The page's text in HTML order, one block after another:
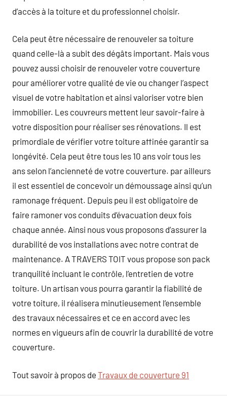
d’accès à la toiture et du professionnel choisir.
Cela peut être nécessaire de renouveler sa toiture
quand celle-là a subit des dégâts important. Mais vous
pouvez aussi choisir de renouveler votre couverture
pour améliorer votre qualité de vie ou changer l’aspect
visuel de votre habitation et ainsi valoriser votre bien
immobilier. Les couvreurs mettent leur savoir-faire à
votre disposition pour réaliser ses rénovations. Il est
primordiale de vérifier votre toiture affinée garantir sa
longévité. Cela peut être tous les 10 ans voir tous les
ans selon l’ancienneté de votre couverture. par ailleurs
il est essentiel de concevoir un démoussage ainsi qu’un
ramonage fréquent. Depuis peu il est obligatoire de
faire ramoner vos conduits d’évacuation deux fois
chaque année. Ainsi nous vous proposons d’assurer la
durabilité de vos installations avec notre contrat de
maintenance. A TRAVERS TOIT vous propose son pack
tranquilité incluant le contrôle, l’entretien de votre
toiture. Un artisan vous pourra garantir la fiabilité de
votre toiture, il réalisera minutieusement l’ensemble
des travaux nécessaires et ce en accord avec les
normes en vigueurs afin de couvrir la durabilité de votre
couverture.
Tout savoir à propos de Travaux de couverture 91